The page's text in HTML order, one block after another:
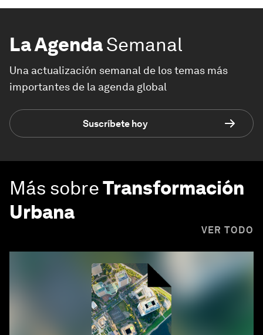
La AgendaSemanal
Una actualización semanal de los temas más
importantes de la agenda global
Suscríbete hoy
Más sobreTransformación
Urbana
VER TODO